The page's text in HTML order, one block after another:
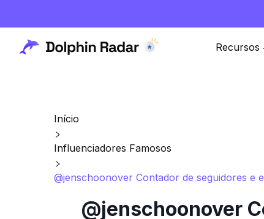
Recursos
Início
Influenciadores Famosos
@jenschoonover Contador de seguidores e
@jenschoonover